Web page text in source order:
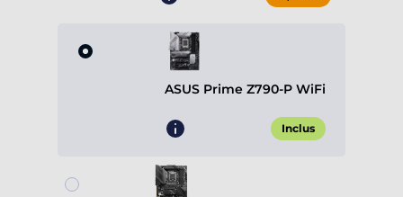
ASUS Prime Z790-P WiFi
Inclus